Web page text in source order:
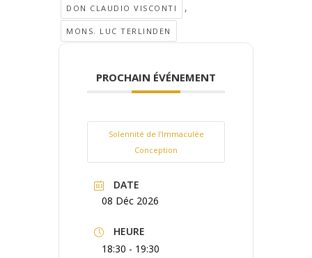
DON CLAUDIO VISCONTI ,
MONS. LUC TERLINDEN
PROCHAIN ÉVÉNEMENT
Solennité de l’Immaculée
Conception
DATE
08 Déc 2026
HEURE
18:30 - 19:30